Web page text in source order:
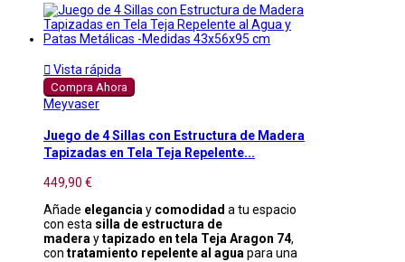
 Vista rápida
Compra Ahora
Meyvaser
Juego de 4 Sillas con Estructura de Madera
Tapizadas en Tela Teja Repelente...
449,90 €
Añade elegancia y comodidad a tu espacio
con esta silla de estructura de
madera ytapizado en tela Teja Aragon 74,
con tratamiento repelente al agua para una